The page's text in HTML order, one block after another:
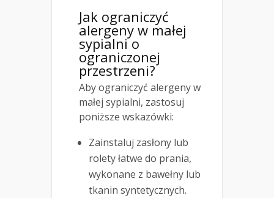
Jak ograniczyć
alergeny w małej
sypialni o
ograniczonej
przestrzeni?
Aby ograniczyć alergeny w
małej sypialni, zastosuj
poniższe wskazówki:
Zainstaluj zasłony lub
rolety łatwe do prania,
wykonane z bawełny lub
tkanin syntetycznych.